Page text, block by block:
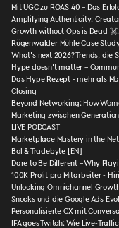
Mit UGC zu ROAS 40 – Das
Amplifying Authenticity:
Growth without Ops is Dead
Rügenwalder Mühle Case
What’s next 2026? Trends,
Hype doesn’t matter –
Das Hype Rezept - mehr als
Closing
Beyond Networking: How
Marketing zwischen
LIVE PODCAST
Marketplace Mastery in the
Bol & Tradebyte [EN]
Dare to Be Different – Why
100K Profit pro Mitarbeiter -
Unlocking Omnichannel
Snocks und die Google Ads
Personalisierte CX mit
IFA goes Twitch: Wie Live-